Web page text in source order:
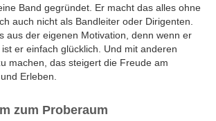
Band gegründet. Er macht das alles ohne
auch nicht als Bandleiter oder Dirigenten.
aus der eigenen Motivation, denn wenn er
er einfach glücklich. Und mit anderen
machen, das steigert die Freude am
Erleben.
zum Proberaum